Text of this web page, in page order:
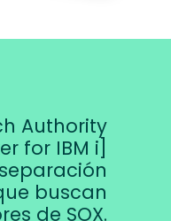
Authority
for IBM i]
buscan
de SOX.